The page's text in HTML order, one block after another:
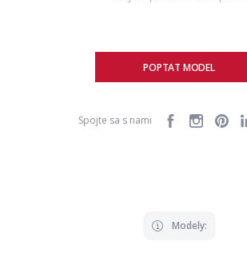
Modely:
POPTAT MODEL
Spojte sa s nami